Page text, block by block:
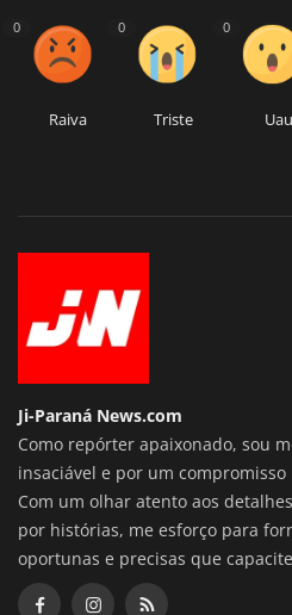
0
Raiva
0
Triste
0
Uau
Ji-Paraná News.com
Como repórter apaixonado, sou
insaciável e por um
Com um olhar atento aos
por histórias, me esforço para
oportunas e precisas que